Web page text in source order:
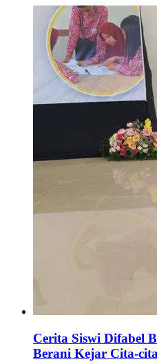
Cerita Siswi Difabel
Berani Kejar Cita-cita